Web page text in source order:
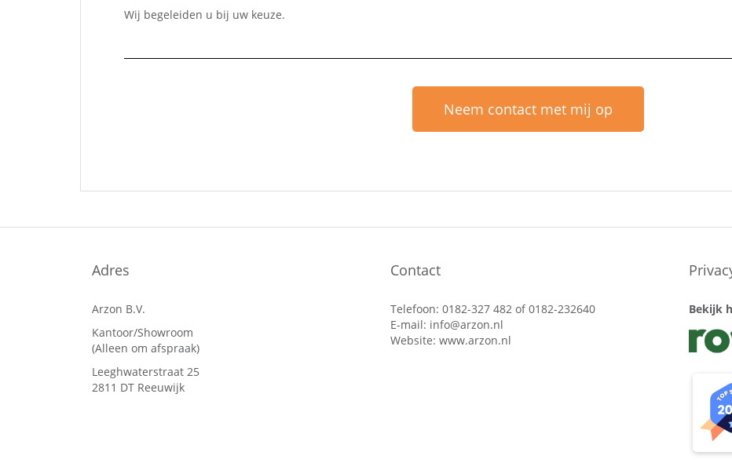
Wij begeleiden u bij uw keuze.
Neem contact met mij op
Adres
Arzon B.V.
Kantoor/Showroom
(Alleen om afspraak)
Leeghwaterstraat 25
2811 DT Reeuwijk
Contact
Telefoon: 0182-327 482 of 0182-232640
E-mail: info@arzon.nl
Website: www.arzon.nl
Bekijk